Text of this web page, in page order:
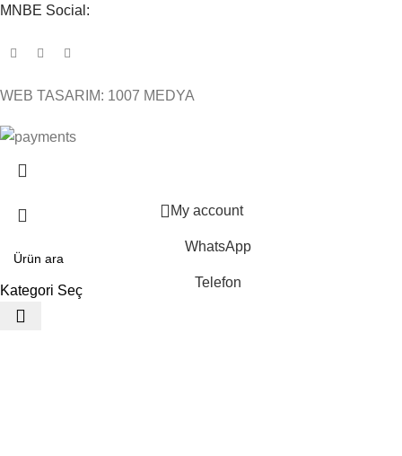
MNBE Social:
WEB TASARIM: 1007 MEDYA
Kategori Seç
My account
WhatsApp
Telefon